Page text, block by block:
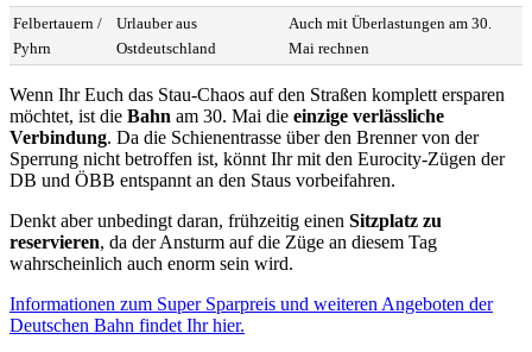
Felbertauern /
Pyhrn
Urlauber aus
Ostdeutschland
Auch mit Überlastungen am 30.
Mai rechnen
Wenn Ihr Euch das Stau-Chaos auf den Straßen komplett ersparen
möchtet, ist die Bahn am 30. Mai die einzige verlässliche
Verbindung. Da die Schienentrasse über den Brenner von der
Sperrung nicht betroffen ist, könnt Ihr mit den Eurocity-Zügen der
DB und ÖBB entspannt an den Staus vorbeifahren.
Denkt aber unbedingt daran, frühzeitig einen Sitzplatz zu
reservieren, da der Ansturm auf die Züge an diesem Tag
wahrscheinlich auch enorm sein wird.
Informationen zum Super Sparpreis und weiteren Angeboten der
Deutschen Bahn findet Ihr hier.